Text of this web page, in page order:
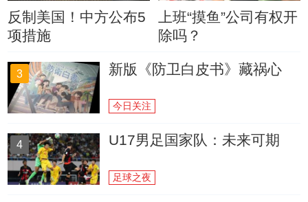
反制美国！中方公布5
项措施
上班“摸鱼”公司有权开
除吗？
3 新版《防卫白皮书》藏祸心
今日关注
4 U17男足国家队：未来可期
足球之夜